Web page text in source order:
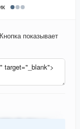
показывает